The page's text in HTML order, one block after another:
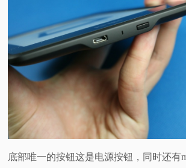
底部唯一的按钮这是电源按钮，同时还有